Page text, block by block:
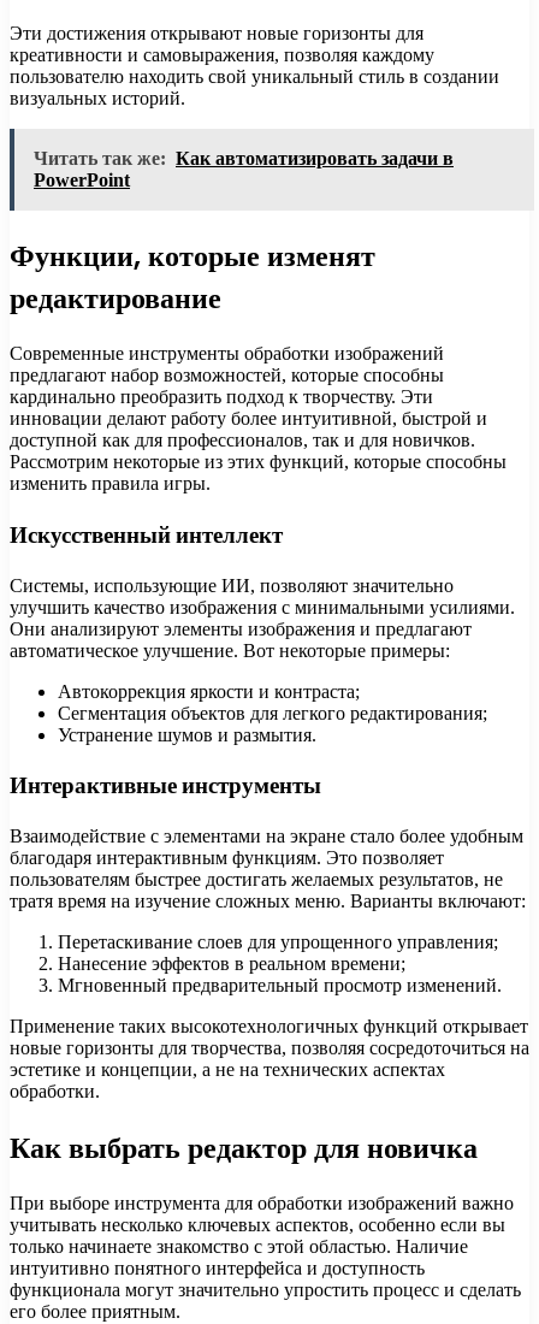
Эти достижения открывают новые горизонты для
креативности и самовыражения, позволяя каждому
пользователю находить свой уникальный стиль в создании
визуальных историй.
Читать так же: Как автоматизировать задачи в
PowerPoint
Функции, которые изменят
редактирование
Современные инструменты обработки изображений
предлагают набор возможностей, которые способны
кардинально преобразить подход к творчеству. Эти
инновации делают работу более интуитивной, быстрой и
доступной как для профессионалов, так и для новичков.
Рассмотрим некоторые из этих функций, которые способны
изменить правила игры.
Искусственный интеллект
Системы, использующие ИИ, позволяют значительно
улучшить качество изображения с минимальными усилиями.
Они анализируют элементы изображения и предлагают
автоматическое улучшение. Вот некоторые примеры:
Автокоррекция яркости и контраста;
Сегментация объектов для легкого редактирования;
Устранение шумов и размытия.
Интерактивные инструменты
Взаимодействие с элементами на экране стало более удобным
благодаря интерактивным функциям. Это позволяет
пользователям быстрее достигать желаемых результатов, не
тратя время на изучение сложных меню. Варианты включают:
Перетаскивание слоев для упрощенного управления;
Нанесение эффектов в реальном времени;
Мгновенный предварительный просмотр изменений.
Применение таких высокотехнологичных функций открывает
новые горизонты для творчества, позволяя сосредоточиться на
эстетике и концепции, а не на технических аспектах
обработки.
Как выбрать редактор для новичка
При выборе инструмента для обработки изображений важно
учитывать несколько ключевых аспектов, особенно если вы
только начинаете знакомство с этой областью. Наличие
интуитивно понятного интерфейса и доступность
функционала могут значительно упростить процесс и сделать
его более приятным.